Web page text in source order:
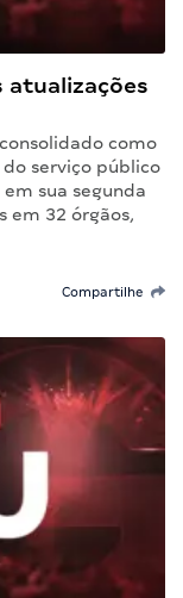
atualizações
como
serviço público
sua segunda
em 32 órgãos,
Compartilhe